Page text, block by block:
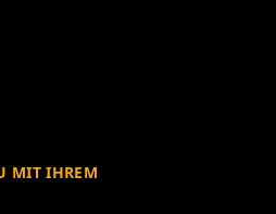
MIT IHREM